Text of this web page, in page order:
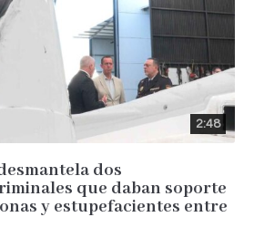
2:48
dos
que daban soporte
y estupefacientes entre